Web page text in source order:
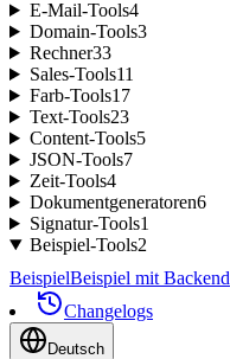
E-Mail-Tools4
Domain-Tools3
Rechner33
Sales-Tools11
Farb-Tools17
Text-Tools23
Content-Tools5
JSON-Tools7
Zeit-Tools4
Dokumentgeneratoren6
Signatur-Tools1
Beispiel-Tools2
BeispielBeispiel mit Backend
Changelogs
Deutsch